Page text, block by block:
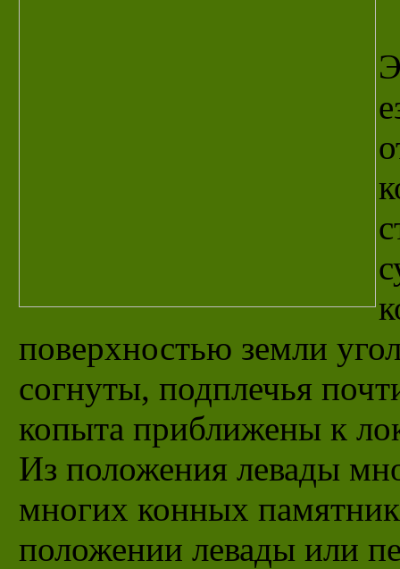
поверхностью земли
согнуты, подплечья
копыта приближены к
Из положения левады
многих конных
положении левады или